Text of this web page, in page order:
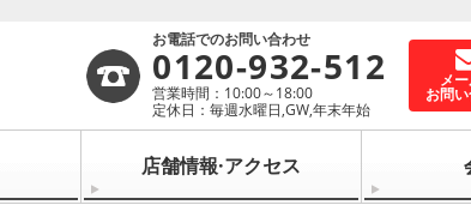
お電話でのお問い合わせ
0120-932-512
営業時間：10:00～18:00
定休日：毎週水曜日,GW,年末年始
メ
お問
店舗情報·アクセス